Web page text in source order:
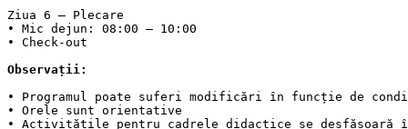
Ziua 6 – Plecare
• Mic dejun: 08:00 – 10:00
Observații:
• Programul poate suferi modificări în funcție de
• Orele sunt orientative